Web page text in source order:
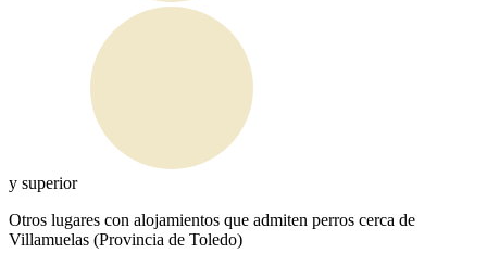
y superior
Otros lugares con alojamientos que admiten perros cerca de
Villamuelas (Provincia de Toledo)